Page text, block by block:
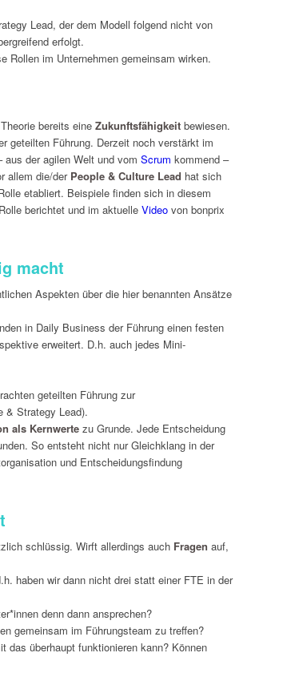
Lead, der dem Modell folgend nicht von
erfolgt.
Rollen im Unternehmen gemeinsam wirken.
bereits eine Zukunftsfähigkeit bewiesen.
geteilten Führung. Derzeit noch verstärkt im
der agilen Welt und vom Scrum kommend –
allem die/der People & Culture Lead hat sich
etabliert. Beispiele finden sich in diesem
berichtet und im aktuelle Video von bonprix
macht
Aspekten über die hier benannten Ansätze
in Daily Business der Führung einen festen
erweitert. D.h. auch jedes Mini-
geteilten Führung zur
& Strategy Lead).
als Kernwerte zu Grunde. Jede Entscheidung
So entsteht nicht nur Gleichklang in der
und Entscheidungsfindung
schlüssig. Wirft allerdings auch Fragen auf,
haben wir dann nicht drei statt einer FTE in der
denn dann ansprechen?
gemeinsam im Führungsteam zu treffen?
das überhaupt funktionieren kann? Können